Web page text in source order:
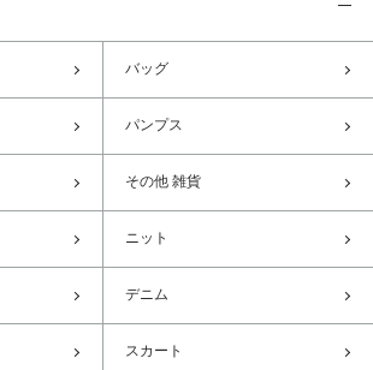
バッグ
パンプス
その他 雑貨
ニット
デニム
スカート